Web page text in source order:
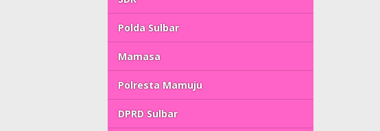
Polda Sulbar
Mamasa
Polresta Mamuju
DPRD Sulbar